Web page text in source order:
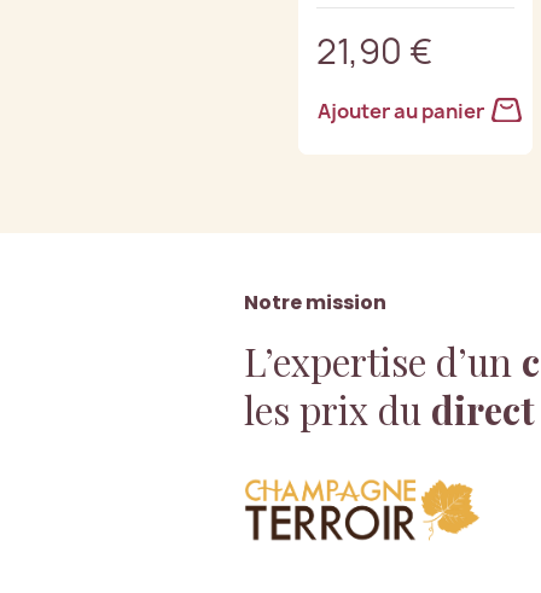
21,90 €
Ajouter au panier
Notre mission
L’expertise d’un
les prix du